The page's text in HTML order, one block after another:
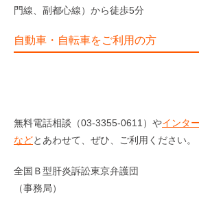
門線、副都心線）から徒歩5分
自動車・自転車をご利用の方
無料電話相談（03-3355-0611）やインタ
などとあわせて、ぜひ、ご利用ください。
全国Ｂ型肝炎訴訟東京弁護団
（事務局）